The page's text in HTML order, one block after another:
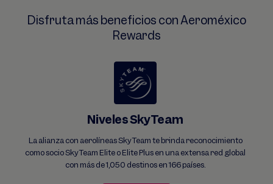
Disfruta más beneficios con Aeroméxico
Rewards
Niveles SkyTeam
La alianza con aerolíneas SkyTeam te brinda reconocimiento
como socio SkyTeam Elite o Elite Plus en una extensa red global
con más de 1,050 destinos en 166 países.